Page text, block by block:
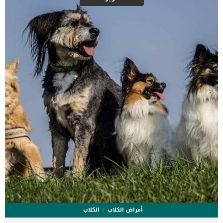
الحالة الصحية للكلب. يشيع مرض الدهليز بين الكلاب الاكبر سنا, والمسنين
اكثر من الكلاب الصغيرة والجراء. ترتبط هذه الحالة ببع ضالارعاض سنقدمها
لك فىا لسطور التالية الى جانب انها تتوقف على مجموعة من الاسباب. كما
سنقدم لك خطوات الطبيب البيطرى لعمل التشخيص الطبى الكامل الذى
ينتهى بوضع خطة علاجية تتناسب مع […]
أمراض الكلاب
الكلاب